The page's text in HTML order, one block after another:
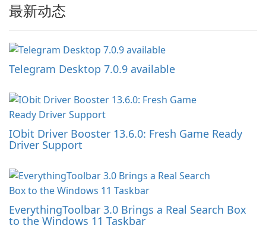
最新动态
Telegram Desktop 7.0.9 available
IObit Driver Booster 13.6.0: Fresh Game Ready
Driver Support
EverythingToolbar 3.0 Brings a Real Search Box
to the Windows 11 Taskbar